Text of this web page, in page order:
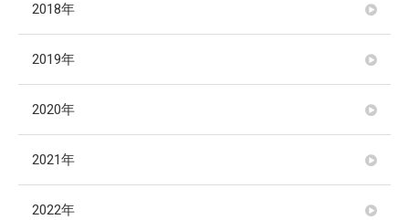
2018年
2019年
2020年
2021年
2022年